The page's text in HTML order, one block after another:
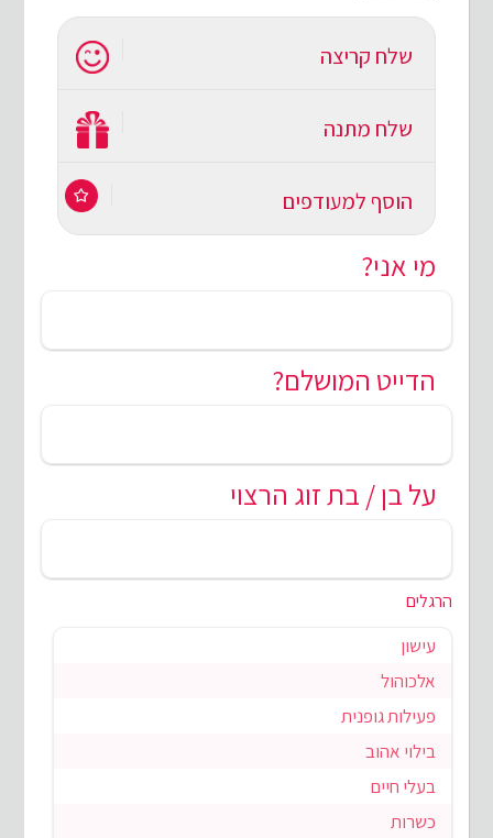
שלח קריצה
שלח מתנה
הוסף למעודפים
מי אני?
הדייט המושלם?
על בן / בת זוג הרצוי
הרגלים
עישון
אלכוהול
פעילות גופנית
בילוי אהוב
בעלי חיים
כשרות